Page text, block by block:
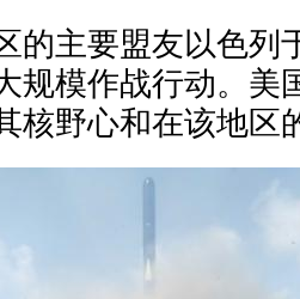
的主要盟友以色列
规模作战行动。美
核野心和在该地区